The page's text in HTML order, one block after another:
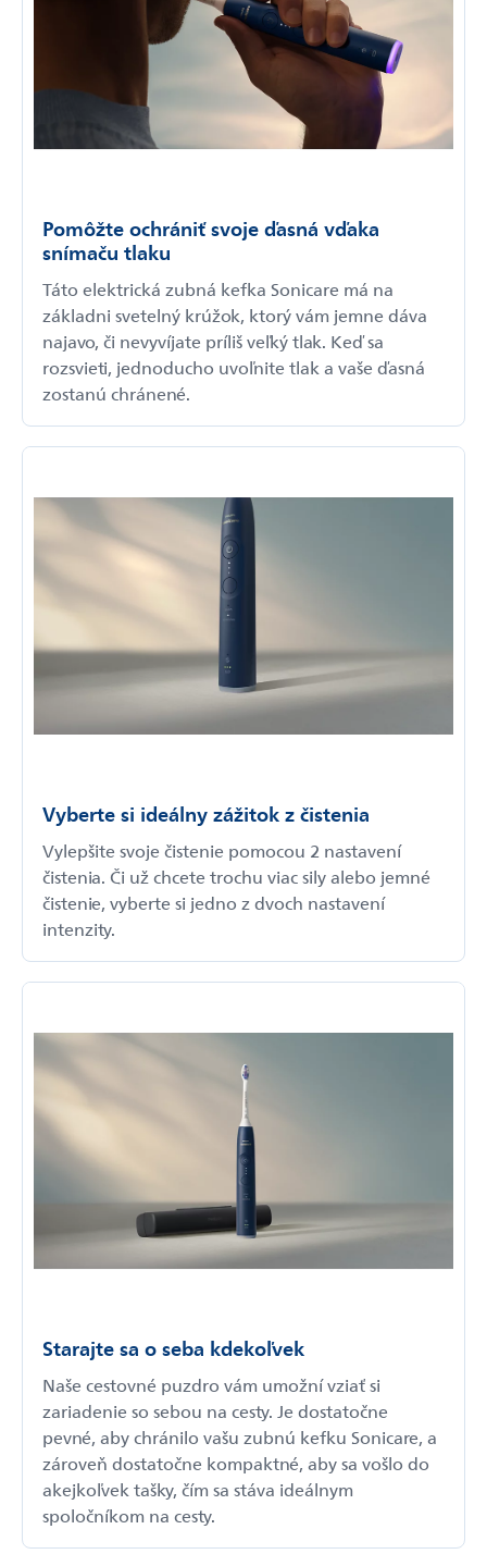
Pomôžte ochrániť svoje ďasná vďaka
snímaču tlaku
Táto elektrická zubná kefka Sonicare má na
základni svetelný krúžok, ktorý vám jemne dáva
najavo, či nevyvíjate príliš veľký tlak. Keď sa
rozsvieti, jednoducho uvoľnite tlak a vaše ďasná
zostanú chránené.
Vyberte si ideálny zážitok z čistenia
Vylepšite svoje čistenie pomocou 2 nastavení
čistenia. Či už chcete trochu viac sily alebo jemné
čistenie, vyberte si jedno z dvoch nastavení
intenzity.
Starajte sa o seba kdekoľvek
Naše cestovné puzdro vám umožní vziať si
zariadenie so sebou na cesty. Je dostatočne
pevné, aby chránilo vašu zubnú kefku Sonicare, a
zároveň dostatočne kompaktné, aby sa vošlo do
akejkoľvek tašky, čím sa stáva ideálnym
spoločníkom na cesty.